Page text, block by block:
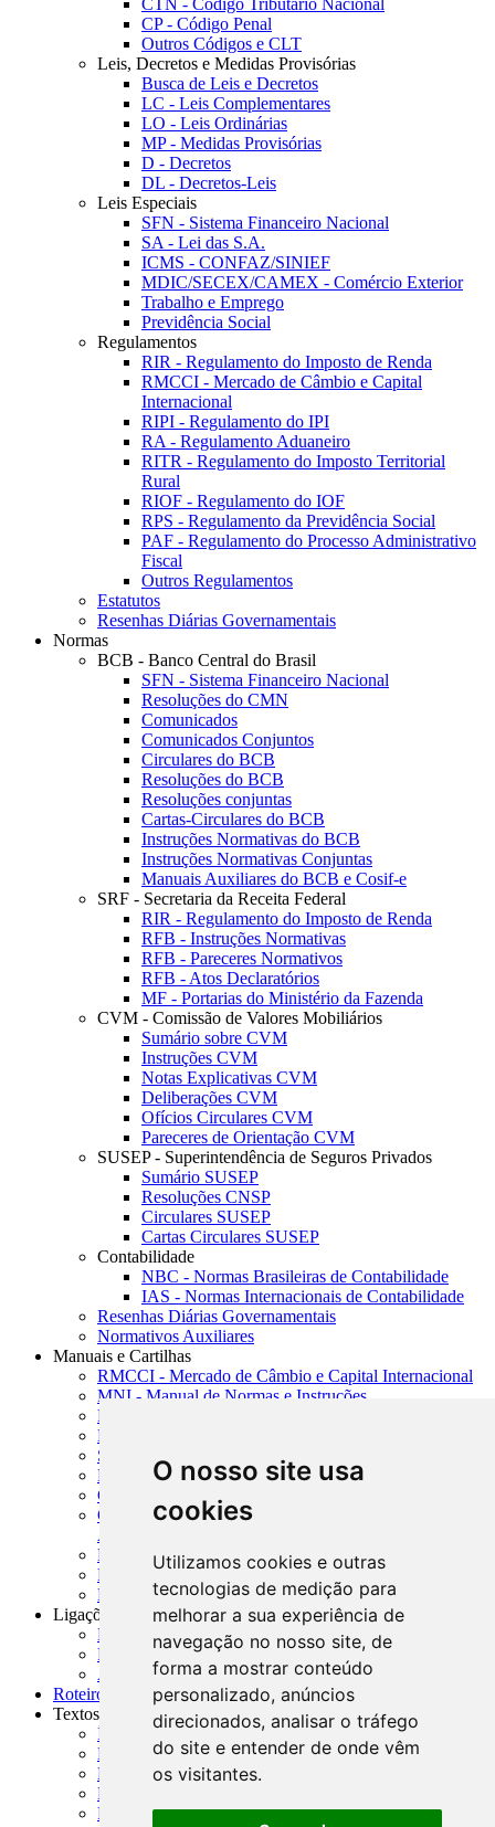
O nosso site usa
cookies
Utilizamos cookies e outras
tecnologias de medição para
melhorar a sua experiência de
navegação no nosso site, de
forma a mostrar conteúdo
personalizado, anúncios
direcionados, analisar o tráfego
do site e entender de onde vêm
os visitantes.
CTN - Código Tributário Nacional
CP - Código Penal
Outros Códigos e CLT
Leis, Decretos e Medidas Provisórias
Busca de Leis e Decretos
LC - Leis Complementares
LO - Leis Ordinárias
MP - Medidas Provisórias
D - Decretos
DL - Decretos-Leis
Leis Especiais
SFN - Sistema Financeiro Nacional
SA - Lei das S.A.
ICMS - CONFAZ/SINIEF
MDIC/SECEX/CAMEX - Comércio Exterior
Trabalho e Emprego
Previdência Social
Regulamentos
RIR - Regulamento do Imposto de Renda
RMCCI - Mercado de Câmbio e Capital
Internacional
RIPI - Regulamento do IPI
RA - Regulamento Aduaneiro
RITR - Regulamento do Imposto Territorial
Rural
RIOF - Regulamento do IOF
RPS - Regulamento da Previdência Social
PAF - Regulamento do Processo Administrativo
Fiscal
Outros Regulamentos
Estatutos
Resenhas Diárias Governamentais
Normas
BCB - Banco Central do Brasil
SFN - Sistema Financeiro Nacional
Resoluções do CMN
Comunicados
Comunicados Conjuntos
Circulares do BCB
Resoluções do BCB
Resoluções conjuntas
Cartas-Circulares do BCB
Instruções Normativas do BCB
Instruções Normativas Conjuntas
Manuais Auxiliares do BCB e Cosif-e
SRF - Secretaria da Receita Federal
RIR - Regulamento do Imposto de Renda
RFB - Instruções Normativas
RFB - Pareceres Normativos
RFB - Atos Declaratórios
MF - Portarias do Ministério da Fazenda
CVM - Comissão de Valores Mobiliários
Sumário sobre CVM
Instruções CVM
Notas Explicativas CVM
Deliberações CVM
Ofícios Circulares CVM
Pareceres de Orientação CVM
SUSEP - Superintendência de Seguros Privados
Sumário SUSEP
Resoluções CNSP
Circulares SUSEP
Cartas Circulares SUSEP
Contabilidade
NBC - Normas Brasileiras de Contabilidade
IAS - Normas Internacionais de Contabilidade
Resenhas Diárias Governamentais
Normativos Auxiliares
Manuais e Cartilhas
RMCCI - Mercado de Câmbio e Capital Internacional
MNI - Manual de Normas e Instruções
MTVM - Manual de Títulos e Valores Mobiliários
MCR - Manual de Crédito Rural
SISORF - Manual de Organização do SFN
MASUP - Manual de Supervisão Bancária
CADOC - Catálogo de Documentos
CNAE-CONCLA - Classificação Nacional de
Atividades Econômicas
PMF - Cartilhas do BCB
Manuais Auxiliares do BCB e Cosif-e
Resenhas Diárias Governamentais
Ligações Externas
Links Úteis
Presidência da República
Agências Nacionais Reguladoras
Roteiros para Estudos
Textos
Índice de Textos
Editorial
Monografias
Na Imprensa
Fórum de Discussão